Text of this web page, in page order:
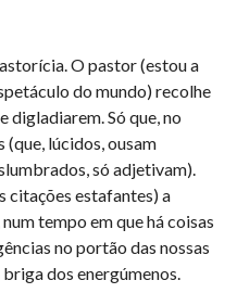
O pastor (estou a
do mundo) recolhe
digladiarem. Só que, no
(que, lúcidos, ousam
só adjetivam).
citações estafantes) a
tempo em que há coisas
no portão das nossas
dos energúmenos.